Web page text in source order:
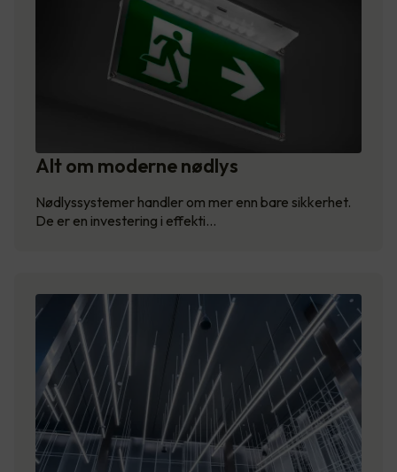
Alt om moderne nødlys
Nødlyssystemer handler om mer enn bare sikkerhet.
De er en investering i effekti…